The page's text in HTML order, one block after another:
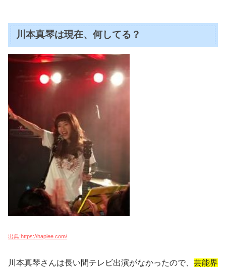
川本真琴は現在、何してる？
出典:https://hapiee.com/
川本真琴さんは長い間テレビ出演がなかったので、 芸能界